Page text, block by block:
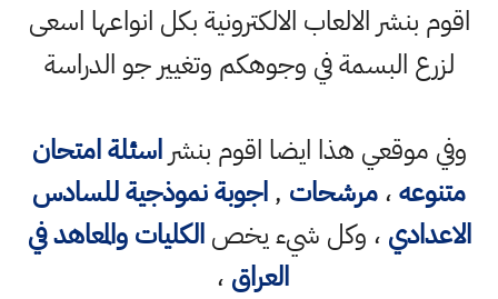
اقوم بنشر الالعاب الالكترونية بكل انواعها اسعى
لزرع البسمة في وجوهكم وتغيير جو الدراسة
وفي موقعي هذا ايضا اقوم بنشراسئلة امتحان
متنوعه،مرشحات ,اجوبة نموذجية للسادس
الاعدادي ، وكل شيء يخصالكليات والمعاهد في
العراق ،